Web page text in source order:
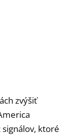
zvýšiť
ktoré